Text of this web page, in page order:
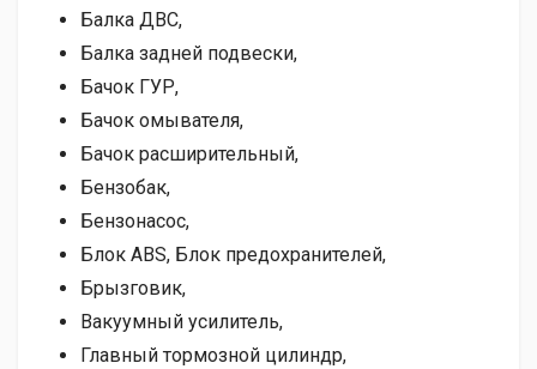
Балка ДВС,
Балка задней подвески,
Бачок ГУР,
Бачок омывателя,
Бачок расширительный,
Бензобак,
Бензонасос,
Блок ABS, Блок предохранителей,
Брызговик,
Вакуумный усилитель,
Главный тормозной цилиндр,